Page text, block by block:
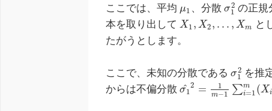
ここでは、平均 μ1 、分散σ2
1 の正規
本を取り出してX 1 , X2 , . . . , Xm と
たがうとします。
ここで、未知の分散であるσ2
1 を推
からは不偏分散σ1
^ 2 = 1
m−1 ∑m
i=1 (Xi